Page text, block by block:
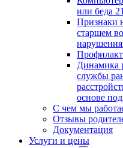
или беда
Признаки
старшем
Динамика
службы
основе
С чем мы
Отзывы
Документация
Услуги и цены